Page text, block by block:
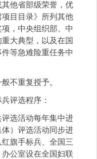
他省部级荣誉，优
目目录》所列其他
，中央组织部、中
大典型，以及在国
等急难险重任务中
不重复授予。
评选程序：
评选活动每年集中进
）评选活动同步进
旗手标兵、全国三
公室设在全国妇联